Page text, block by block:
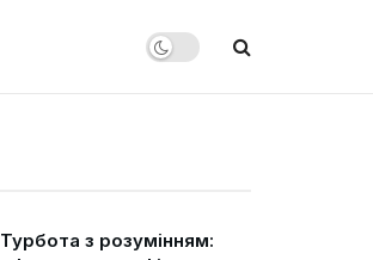
Турбота з розумінням: